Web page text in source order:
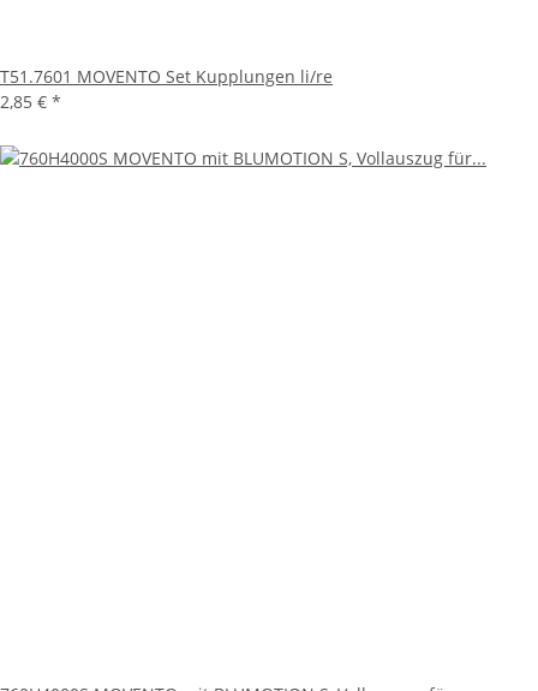
T51.7601 MOVENTO Set Kupplungen li/re
2,85 € *